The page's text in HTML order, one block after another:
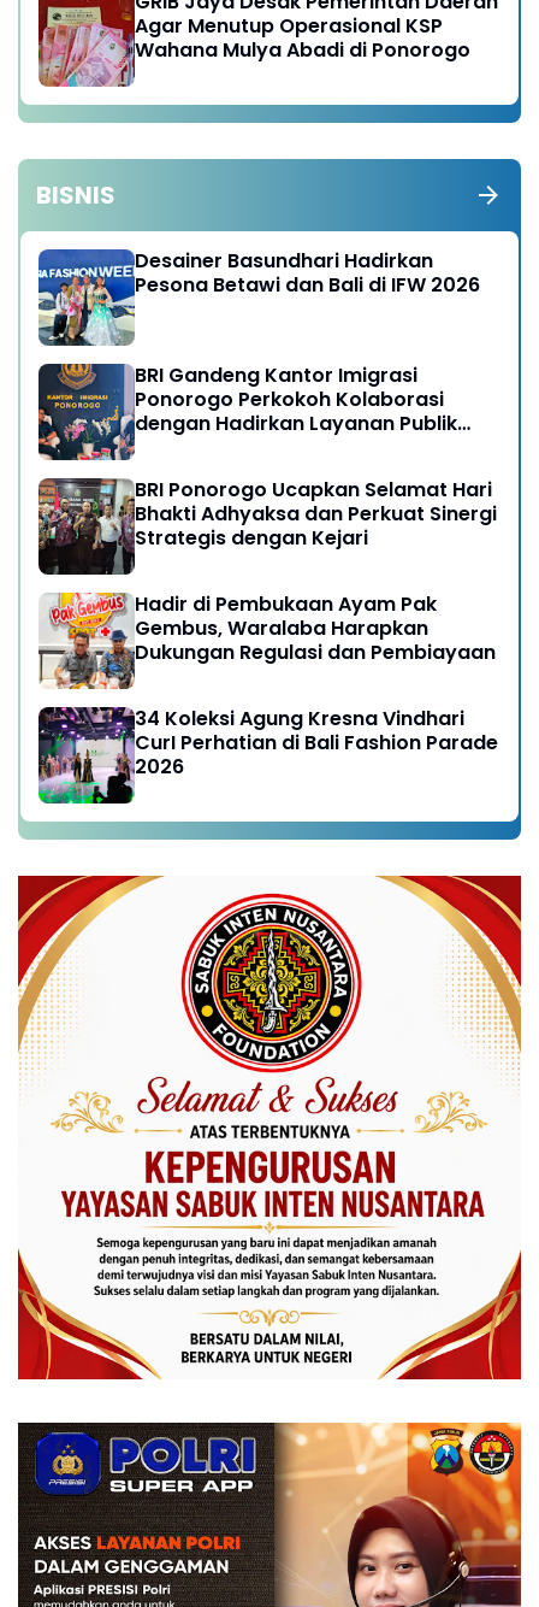
Agar Menutup Operasional KSP
Wahana Mulya Abadi di Ponorogo
BISNIS
Desainer Basundhari Hadirkan
Pesona Betawi dan Bali di IFW 2026
BRI Gandeng Kantor Imigrasi
Ponorogo Perkokoh Kolaborasi
dengan Hadirkan Layanan Publik
BRI Ponorogo Ucapkan Selamat Hari
Bhakti Adhyaksa dan Perkuat Sinergi
Strategis dengan Kejari
Hadir di Pembukaan Ayam Pak
Gembus, Waralaba Harapkan
Dukungan Regulasi dan Pembiayaan
34 Koleksi Agung Kresna Vindhari
CurI Perhatian di Bali Fashion Parade
2026